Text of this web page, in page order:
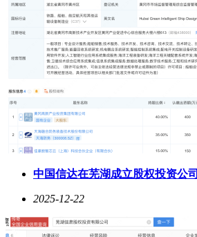
中国信达在芜湖成立股权投资公司
2025-12-22